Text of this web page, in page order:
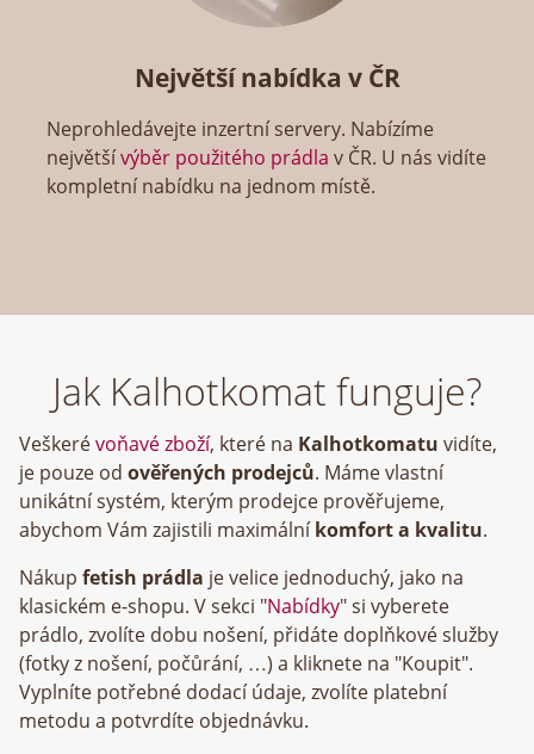
Největší nabídka v ČR
Neprohledávejte inzertní servery. Nabízíme
největšívýběr použitého prádla v ČR. U nás vidíte
kompletní nabídku na jednom místě.
Jak Kalhotkomat funguje?
Veškerévoňavé zboží, které na Kalhotkomatu vidíte,
je pouze od ověřených prodejců. Máme vlastní
unikátní systém, kterým prodejce prověřujeme,
abychom Vám zajistili maximálníkomfort a kvalitu.
Nákup fetish prádla je velice jednoduchý, jako na
klasickém e-shopu. V sekci "Nabídky" si vyberete
prádlo, zvolíte dobu nošení, přidáte doplňkové služby
(fotky z nošení, počůrání, …) a kliknete na "Koupit".
Vyplníte potřebné dodací údaje, zvolíte platební
metodu a potvrdíte objednávku.